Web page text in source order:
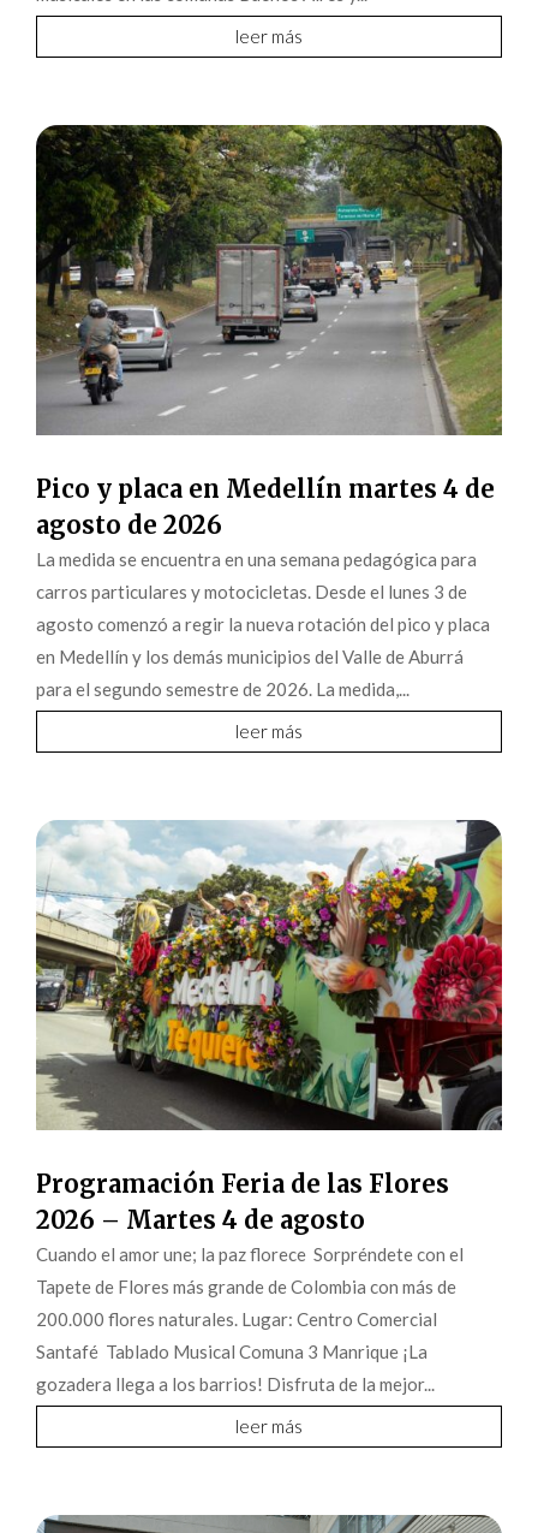
leer más
Pico y placa en Medellín martes 4 de
agosto de 2026
La medida se encuentra en una semana pedagógica para
carros particulares y motocicletas. Desde el lunes 3 de
agosto comenzó a regir la nueva rotación del pico y placa
en Medellín y los demás municipios del Valle de Aburrá
para el segundo semestre de 2026. La medida,...
leer más
Programación Feria de las Flores
2026 – Martes 4 de agosto
Cuando el amor une; la paz florece Sorpréndete con el
Tapete de Flores más grande de Colombia con más de
200.000 flores naturales. Lugar: Centro Comercial
Santafé Tablado Musical Comuna 3 Manrique ¡La
gozadera llega a los barrios! Disfruta de la mejor...
leer más